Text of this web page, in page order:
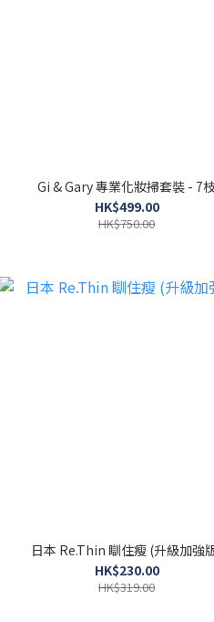
Gi & Gary 專業化妝掃套裝 - 7
HK$499.00
HK$750.00
日本 Re.Thin 瞓住瘦 (升級加強
HK$230.00
HK$319.00